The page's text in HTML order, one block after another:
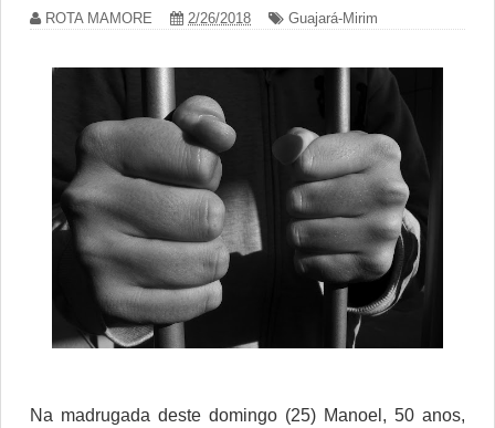
ROTA MAMORE 2/26/2018 Guajará-Mirim
Na madrugada deste domingo (25) Manoel, 50 anos,